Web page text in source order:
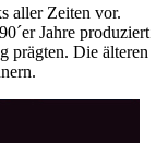
aller Zeiten vor.
Jahre produziert
prägten. Die älteren